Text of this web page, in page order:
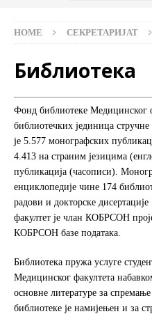
HOME СЕКРЕТАРИЈАТ
Библиотека
Фонд библиотеке Медицинског
библиотечких јединица
je 5.577 монографских
4.413 на страним језицима
публикација (часописи).
енциклопедије чине 174
радови и докторске
факултет је члан КОБРСОН
КОБРСОН базе података.
Библиотека пружа услуге
Медицинског факултета
основне литературе за
библиотеке је намијењен и за